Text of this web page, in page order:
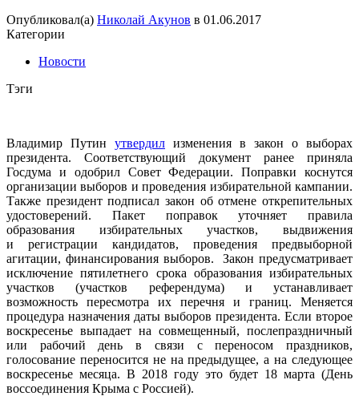
Опубликовал(а) Николай Акунов в 01.06.2017
Категории
Новости
Тэги
Владимир Путин утвердил изменения в закон о выборах
президента. Соответствующий документ ранее приняла
Госдума и одобрил Совет Федерации. Поправки коснутся
организации выборов и проведения избирательной кампании.
Также президент подписал закон об отмене открепительных
удостоверений. Пакет поправок уточняет правила
образования избирательных участков, выдвижения
и регистрации кандидатов, проведения предвыборной
агитации, финансирования выборов. Закон предусматривает
исключение пятилетнего срока образования избирательных
участков (участков референдума) и устанавливает
возможность пересмотра их перечня и границ. Меняется
процедура назначения даты выборов президента. Если второе
воскресенье выпадает на совмещенный, послепраздничный
или рабочий день в связи с переносом праздников,
голосование переносится не на предыдущее, а на следующее
воскресенье месяца. В 2018 году это будет 18 марта (День
воссоединения Крыма с Россией).